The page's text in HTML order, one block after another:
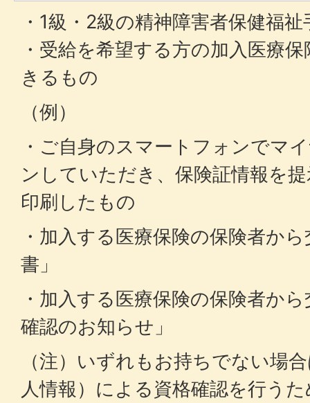
・1級・2級の精神障害者保健福祉
・受給を希望する方の加入医療
きるもの
（例）
・ご自身のスマートフォンでマ
ンしていただき、保険証情報を
印刷したもの
・加入する医療保険の保険者か
書」
・加入する医療保険の保険者か
確認のお知らせ」
（注）いずれもお持ちでない場
人情報）による資格確認を行う